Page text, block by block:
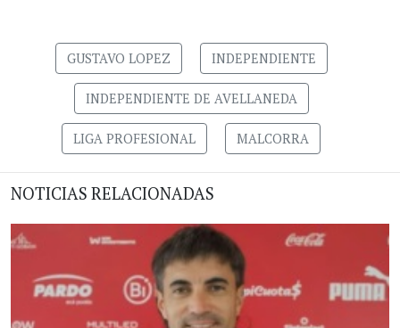
GUSTAVO LOPEZ INDEPENDIENTE
INDEPENDIENTE DE AVELLANEDA
LIGA PROFESIONAL MALCORRA
NOTICIAS RELACIONADAS